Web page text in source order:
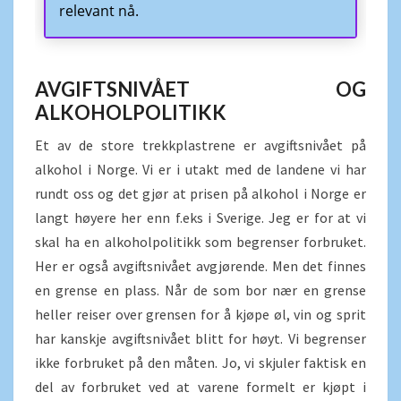
relevant nå.
AVGIFTSNIVÅET OG
ALKOHOLPOLITIKK
Et av de store trekkplastrene er avgiftsnivået på
alkohol i Norge. Vi er i utakt med de landene vi har
rundt oss og det gjør at prisen på alkohol i Norge er
langt høyere her enn f.eks i Sverige. Jeg er for at vi
skal ha en alkoholpolitikk som begrenser forbruket.
Her er også avgiftsnivået avgjørende. Men det finnes
en grense en plass. Når de som bor nær en grense
heller reiser over grensen for å kjøpe øl, vin og sprit
har kanskje avgiftsnivået blitt for høyt. Vi begrenser
ikke forbruket på den måten. Jo, vi skjuler faktisk en
del av forbruket ved at varene formelt er kjøpt i